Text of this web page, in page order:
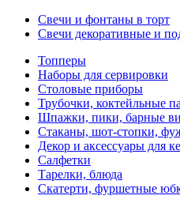
Свечи и фонтаны в торт
Свечи декоративные и
Топперы
Наборы для сервировки
Столовые приборы
Трубочки, коктейльные
Шпажки, пики, барные
Стаканы, шот-стопки,
Декор и аксессуары для
Салфетки
Тарелки, блюда
Скатерти, фуршетные